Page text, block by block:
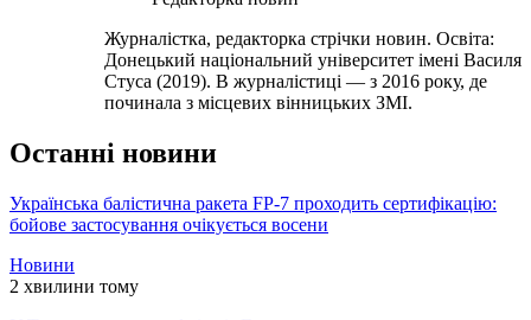
Журналістка, редакторка стрічки новин. Освіта:
Донецький національний університет імені Василя
Стуса (2019). В журналістиці — з 2016 року, де
починала з місцевих вінницьких ЗМІ.
Останні новини
Українська балістична ракета FP-7 проходить сертифікацію:
бойове застосування очікується восени
Новини
2 хвилини тому